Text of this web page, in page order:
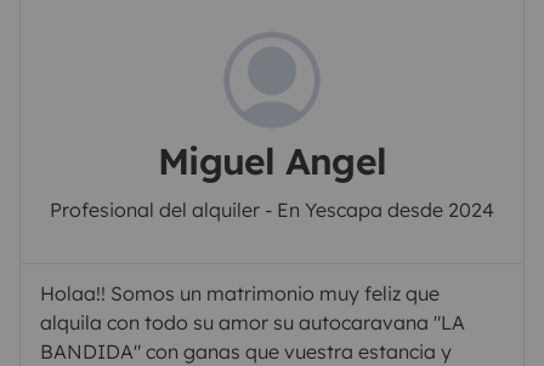
Miguel Angel
Profesional del alquiler - En Yescapa desde 2024
Holaa!! Somos un matrimonio muy feliz que
alquila con todo su amor su autocaravana "LA
BANDIDA" con ganas que vuestra estancia y